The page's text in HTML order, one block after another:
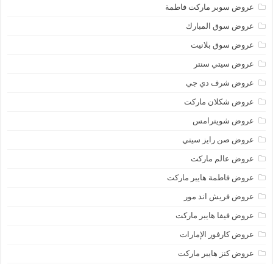
عروض سوبر ماركت فاطمة
عروض سوق المبارك
عروض سوق بلانيت
عروض سيتي سنتر
عروض شرف دي جي
عروض شكلان ماركت
عروض شويترامس
عروض صن رايز سيتي
عروض عالم ماركت
عروض فاطمة هايبر ماركت
عروض فريش اند مور
عروض فيفا هايبر ماركت
عروض كارفور الإمارات
عروض كنز هايبر ماركت